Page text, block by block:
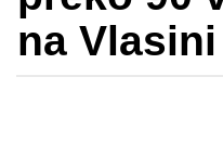
na Vlasini